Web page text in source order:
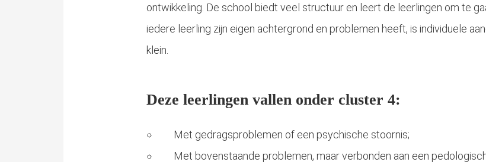
ontwikkeling. De school biedt veel structuur en leert de leerlingen om te
iedere leerling zijn eigen achtergrond en problemen heeft, is individuele
klein.
Deze leerlingen vallen onder cluster 4:
Met gedragsproblemen of een psychische stoornis;
Met bovenstaande problemen, maar verbonden aan een